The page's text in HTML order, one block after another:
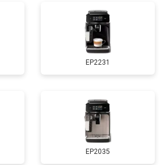
EP2231
EP2035